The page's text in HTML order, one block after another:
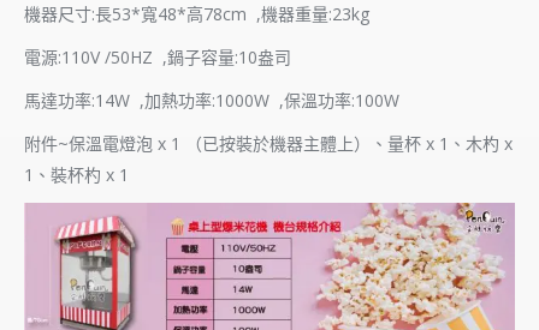
機器尺寸:長53*寬48*高78cm ,機器重量:23kg
電源:110V /50HZ ,鍋子容量:10盎司
馬達功率:14W ,加熱功率:1000W ,保溫功率:100W
附件~保溫電燈泡 x 1 （已按裝於機器主體上）、量杯 x 1、木杓 x
1、裝杯杓 x 1